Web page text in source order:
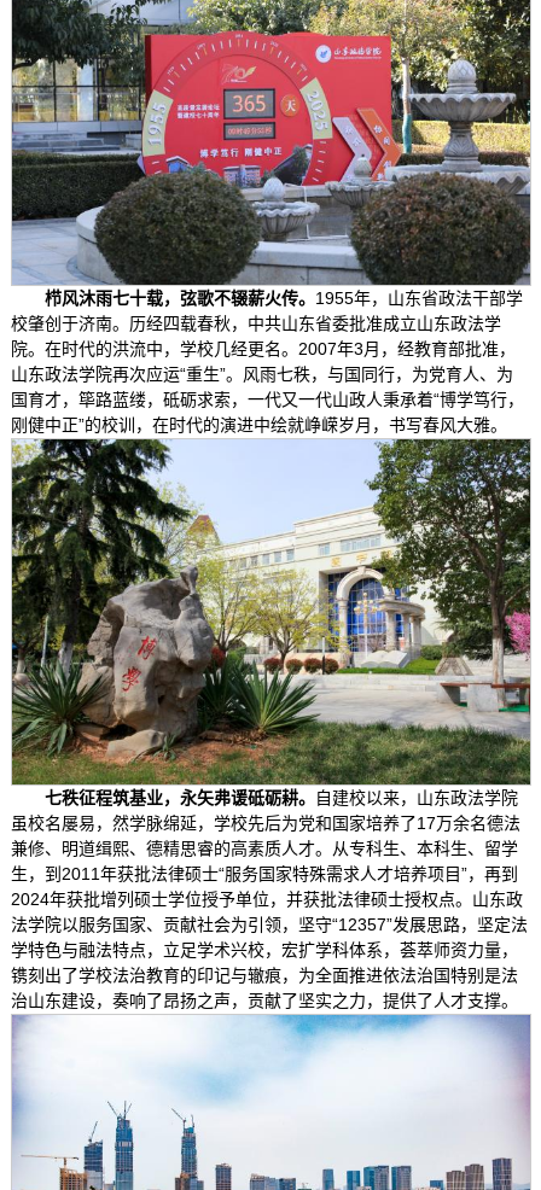
栉风沐雨七十载，弦歌不辍薪火传。 1955年，山东省政法干部学
校肇创于济南。历经四载春秋，中共山东省委批准成立山东政法学
院。在时代的洪流中，学校几经更名。2007年3月，经教育部批准，
山东政法学院再次应运“重生”。风雨七秩，与国同行，为党育人、为
国育才，筚路蓝缕，砥砺求索，一代又一代山政人秉承着“博学笃行，
刚健中正”的校训，在时代的演进中绘就峥嵘岁月，书写春风大雅。
七秩征程筑基业，永矢弗谖砥砺耕。
自建校以来，山东政法学院
虽校名屡易，然学脉绵延，学校先后为党和国家培养了17万余名德法
兼修、明道缉熙、德精思睿的高素质人才。从专科生、本科生、留学
生，到2011年获批法律硕士“服务国家特殊需求人才培养项目”，再到
2024年获批增列硕士学位授予单位，并获批法律硕士授权点。山东政
法学院以服务国家、贡献社会为引领，坚守“12357”发展思路，坚定法
学特色与融法特点，立足学术兴校，宏扩学科体系，荟萃师资力量，
镌刻出了学校法治教育的印记与辙痕，为全面推进依法治国特别是法
治山东建设，奏响了昂扬之声，贡献了坚实之力，提供了人才支撑。